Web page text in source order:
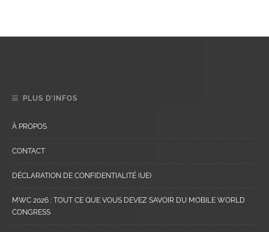
PLUS D’INFOS
À PROPOS
CONTACT
DÉCLARATION DE CONFIDENTIALITÉ (UE)
MWC 2026 : TOUT CE QUE VOUS DEVEZ SAVOIR DU MOBILE WORLD
CONGRESS